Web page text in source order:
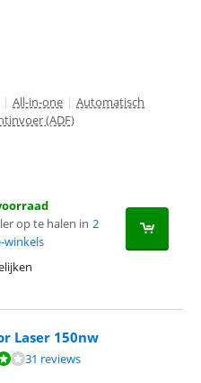
| All-in-one | Automatisch
(ADF)
op te halen in 2
winkels
Laser 150nw
op 31 reviews.
31 reviews